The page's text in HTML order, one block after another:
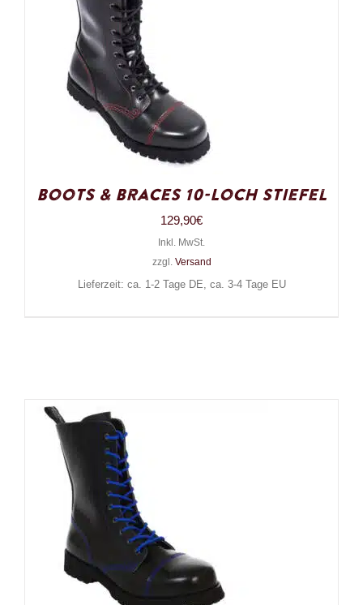
Boots & Braces 10-Loch Stiefel
129,90€
Inkl. MwSt.
zzgl. Versand
Lieferzeit: ca. 1-2 Tage DE, ca. 3-4 Tage EU